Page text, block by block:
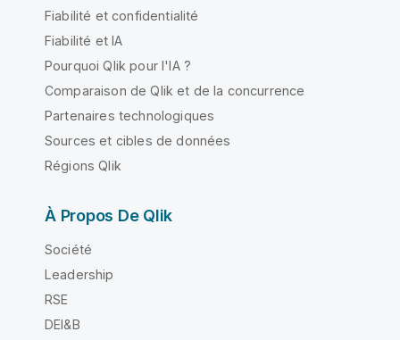
Fiabilité et confidentialité
Fiabilité et IA
Pourquoi Qlik pour l'IA ?
Comparaison de Qlik et de la concurrence
Partenaires technologiques
Sources et cibles de données
Régions Qlik
À Propos De Qlik
Société
Leadership
RSE
DEI&B